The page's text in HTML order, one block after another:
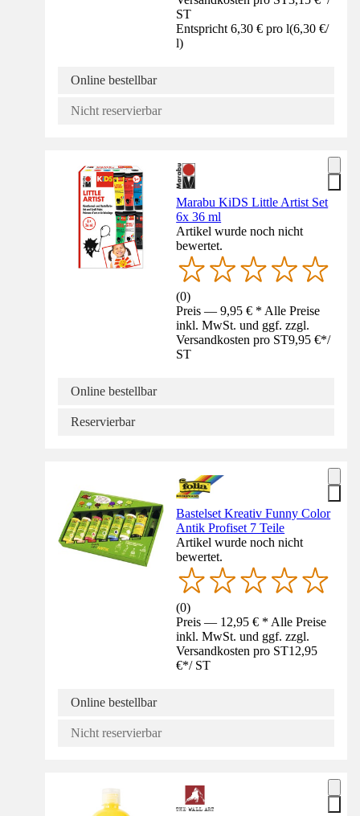
ST
Entspricht 6,30 € pro l(6,30 €/
l)
Online bestellbar
Nicht reservierbar
Marabu KiDS Little Artist Set
6x 36 ml
Artikel wurde noch nicht
bewertet.
(0)
Preis — 9,95 € * Alle Preise
inkl. MwSt. und ggf. zzgl.
Versandkosten pro ST9,95 €*/
ST
Online bestellbar
Reservierbar
Bastelset Kreativ Funny Color
Antik Profiset 7 Teile
Artikel wurde noch nicht
bewertet.
(0)
Preis — 12,95 € * Alle Preise
inkl. MwSt. und ggf. zzgl.
Versandkosten pro ST12,95
€*/ ST
Online bestellbar
Nicht reservierbar